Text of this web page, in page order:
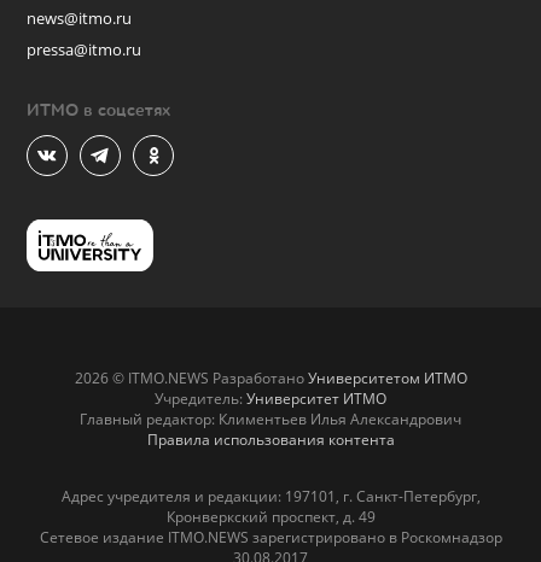
news@itmo.ru
pressa@itmo.ru
ИТМО в соцсетях
2026 © ITMO.NEWS РазработаноУниверситетом ИТМО
Учредитель: Университет ИТМО
Главный редактор: Климентьев Илья Александрович
Правила использования контента
Адрес учредителя и редакции: 197101, г. Санкт-Петербург,
Кронверкский проспект, д. 49
Сетевое издание ITMO.NEWS зарегистрировано в Роскомнадзор
30.08.2017